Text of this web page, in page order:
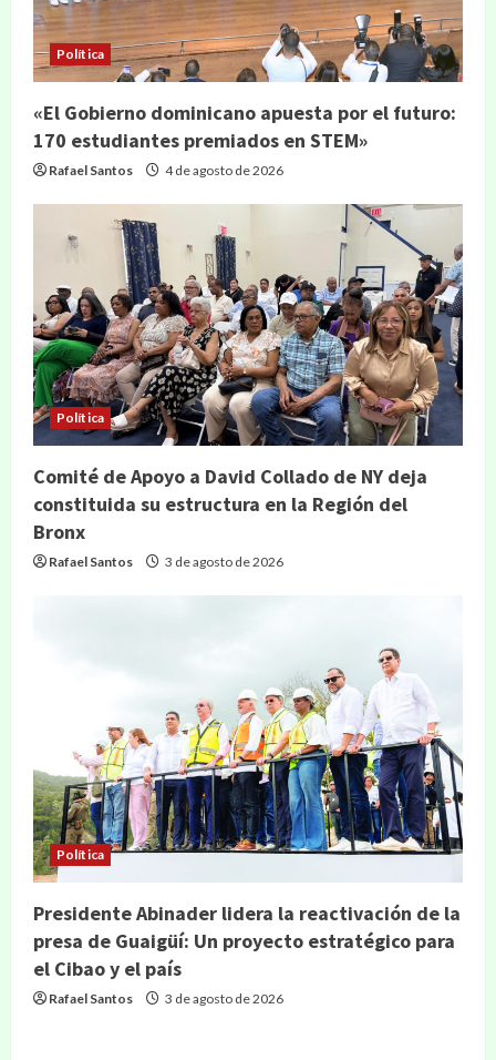
Política
«El Gobierno dominicano apuesta por el futuro:
170 estudiantes premiados en STEM»
Rafael Santos 4 de agosto de 2026
Política
Comité de Apoyo a David Collado de NY deja
constituida su estructura en la Región del
Bronx
Rafael Santos 3 de agosto de 2026
Política
Presidente Abinader lidera la reactivación de la
presa de Guaigüí: Un proyecto estratégico para
el Cibao y el país
Rafael Santos 3 de agosto de 2026